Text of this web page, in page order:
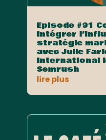
Episode #91
intégrer
stratégie
avec Julie
International
Semrush
lire plus